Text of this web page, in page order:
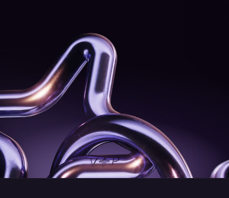
Número de teléfono
Volumen de trading mensual
Enviar